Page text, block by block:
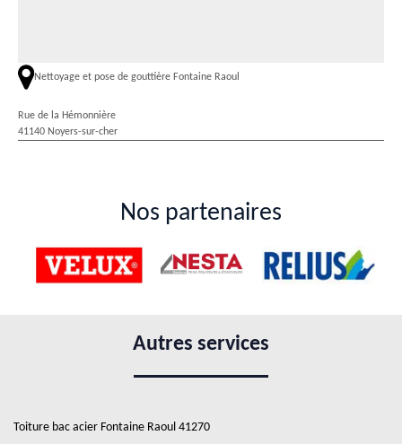
Nettoyage et pose de gouttière Fontaine Raoul
Rue de la Hémonnière
41140 Noyers-sur-cher
Nos partenaires
Autres services
Toiture bac acier Fontaine Raoul 41270